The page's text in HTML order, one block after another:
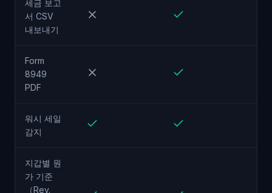
세금 보고
서 CSV
내보내기
Form
8949
PDF
워시 세일
감지
지갑별 원
가 기준
（Rev.